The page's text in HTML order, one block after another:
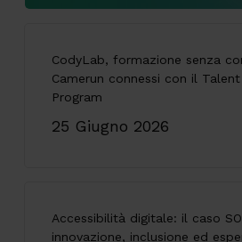
CodyLab, formazione senza
Camerun connessi con il
Program
25 Giugno 2026
Accessibilità digitale: il caso
innovazione, inclusione ed